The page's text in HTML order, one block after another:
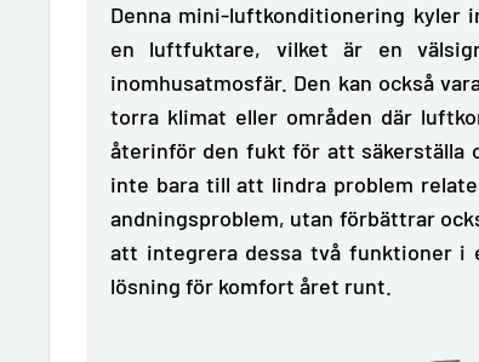
Denna mini-luftkonditionering kyler
en luftfuktare, vilket är en
inomhusatmosfär. Den kan också
torra klimat eller områden där
återinför den fukt för att säkerställa
inte bara till att lindra problem
andningsproblem, utan förbättrar
att integrera dessa två funktioner i
lösning för komfort året runt.